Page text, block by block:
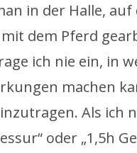
in der Halle, auf
dem Pferd
ich nie ein, in
machen
Als ich
oder „1,5h